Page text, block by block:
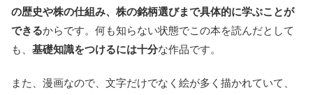
の歴史や株の仕組み、株の銘柄選びまで具体的に学ぶことが
できるからです。何も知らない状態でこの本を読んだとして
も、 基礎知識をつけるには十分な作品です。
また、漫画なので、文字だけでなく絵が多く描かれていて、